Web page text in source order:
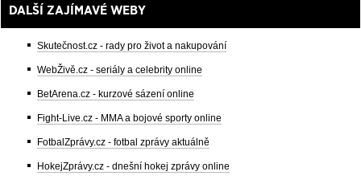
DALŠÍ ZAJÍMAVÉ WEBY
Skutečnost.cz - rady pro život a nakupování
WebŽivě.cz - seriály a celebrity online
BetArena.cz - kurzové sázení online
Fight-Live.cz - MMA a bojové sporty online
FotbalZprávy.cz - fotbal zprávy aktuálně
HokejZprávy.cz - dnešní hokej zprávy online